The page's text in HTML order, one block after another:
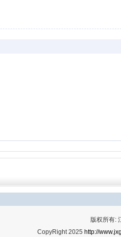
版权所有:
CopyRight 2025 http://